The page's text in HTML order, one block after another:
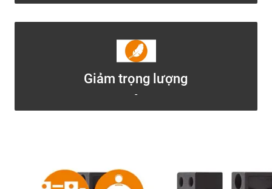
Giảm trọng lượng
-